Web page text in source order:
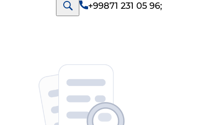
+99871 231 05 96;